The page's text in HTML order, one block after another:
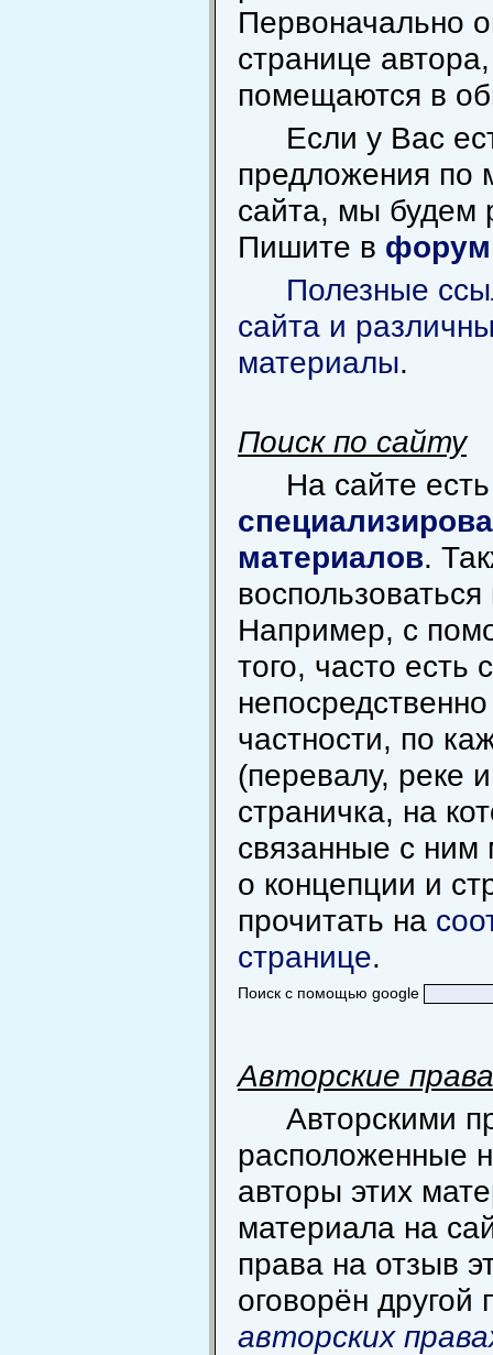
Первоначально
странице
помещаются в
Если у Вас
предложения по
сайта, мы будем
Пишите в форум
Полезные
сайта и
материалы.
Поиск по сайту
На сайте
материалов.
Например, с
того, часто есть
частности, по
(перевалу, реке
страничка, на
связанные с
о концепции и
прочитать на
странице.
Поиск с помощью google
Авторские права
Авторскими
расположенные
авторы этих
материала на
права на отзыв
оговорён другой
авторских